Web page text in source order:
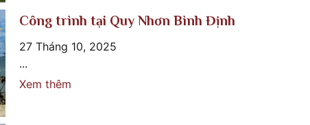
Công trình tại Quy Nhơn Bình Định
27 Tháng 10, 2025
...
Xem thêm